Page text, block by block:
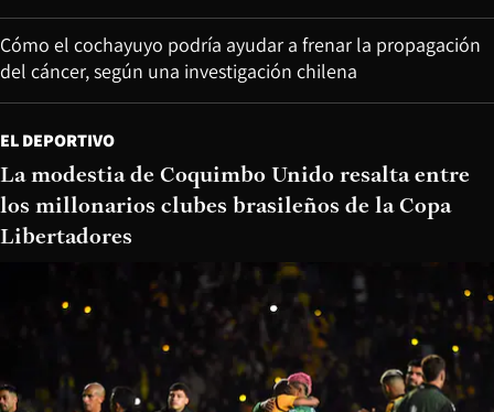
Cómo el cochayuyo podría ayudar a frenar la propagación
del cáncer, según una investigación chilena
EL DEPORTIVO
La modestia de Coquimbo Unido resalta entre
los millonarios clubes brasileños de la Copa
Libertadores